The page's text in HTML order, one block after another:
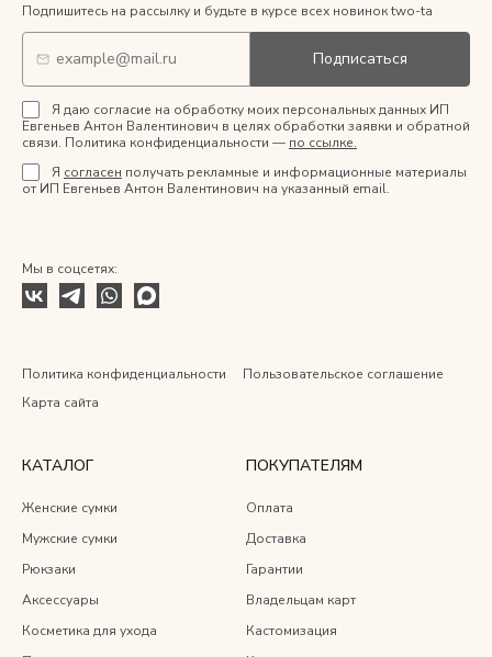
Подпишитесь на рассылку и будьте в курсе всех новинок two-ta
Подписаться
Я даю согласие на обработку моих персональных данных ИП
Евгеньев Антон Валентинович в целях обработки заявки и обратной
связи. Политика конфиденциальности — по ссылке.
Я согласен получать рекламные и информационные материалы
от ИП Евгеньев Антон Валентинович на указанный email.
Мы в соцсетях:
Политика конфиденциальности
Пользовательское соглашение
Карта сайта
КАТАЛОГ
Женские сумки
Мужские сумки
Рюкзаки
Аксессуары
Косметика для ухода
ПОКУПАТЕЛЯМ
Оплата
Доставка
Гарантии
Владельцам карт
Кастомизация